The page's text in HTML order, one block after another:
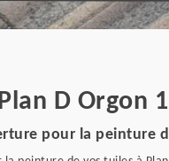
D Orgon
pour la peinture